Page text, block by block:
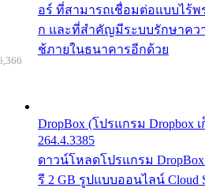
อร์ ที่สามารถเชื่อมต่อแบบไร้
ก และที่สำคัญมีระบบรักษาคว
ช้ภายในธนาคารอีกด้วย
DropBox (โปรแกรม Dropbox
264.4.3385
ดาวน์โหลดโปรแกรม
รี 2 GB รูปแบบออนไลน์ Cloud